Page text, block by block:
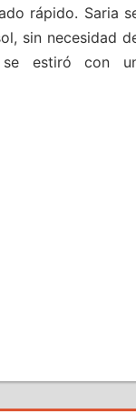
rápido. Saria
sin necesidad
se estiró con